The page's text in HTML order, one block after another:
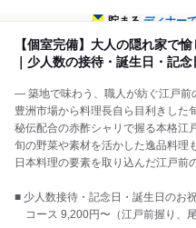
貯まるディナー
【個室完備】大人の隠れ家で
｜少人数の接待・誕生日・記念
― 築地で味わう、職人が紡ぐ江戸
豊洲市場から料理長自ら目利きした
秘伝配合の赤酢シャリで握る本格江
旬の野菜や素材を活かした逸品料理
日本料理の要素を取り込んだ江戸前
■ 少人数接待・記念日・誕生日のお
コース 9,200円〜（江戸前握り、尾